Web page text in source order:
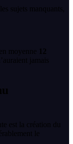
sujets manquants,
moyenne 12
jamais
est la création du
le